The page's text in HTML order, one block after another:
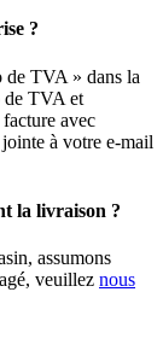
?
de TVA » dans la
de TVA et
avec
à votre e-mail
la livraison ?
assumons
veuillez nous